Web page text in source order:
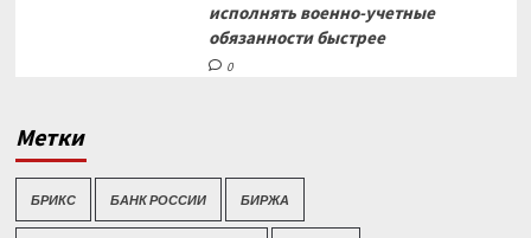
исполнять военно-учетные
обязанности быстрее
0
Метки
БРИКС БАНК РОССИИ БИРЖА